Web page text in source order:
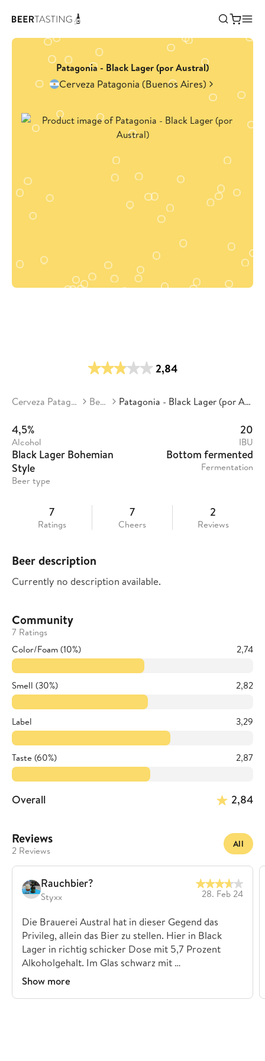
Patagonia - Black Lager (por Austral)
Cerveza Patagonia (Buenos Aires)
2,84
Cerveza Patagonia Beers Patagonia - Black Lager (por Austral)
4,5%
Alcohol
20
IBU
Black Lager Bohemian
Style
Beer type
Bottom fermented
Fermentation
7
Ratings
7
Cheers
2
Reviews
Beer description
Currently no description available.
Community
7 Ratings
Color/Foam (10%)
2,74
Smell (30%) 2,82
Label 3,29
Taste (60%) 2,87
Overall 2,84
Reviews
2 Reviews
All
Rauchbier?
Styxx 28. Feb 24
Die Brauerei Austral hat in dieser Gegend das
Privileg, allein das Bier zu stellen. Hier in Black
Lager in richtig schicker Dose mit 5,7 Prozent
Alkoholgehalt. Im Glas schwarz mit …
Show more